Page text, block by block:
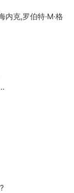
克,罗伯特·M·格